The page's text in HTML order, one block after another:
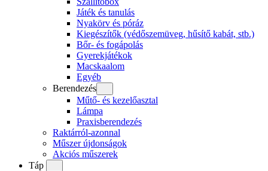
Játék és tanulás
Nyakörv és póráz
Kiegészítők (védőszemüveg, hűsítő kabát, stb.)
Bőr- és fogápolás
Gyerekjátékok
Macskaalom
Egyéb
Berendezés
Műtő- és kezelőasztal
Lámpa
Praxisberendezés
Raktárról-azonnal
Műszer újdonságok
Akciós műszerek
Táp